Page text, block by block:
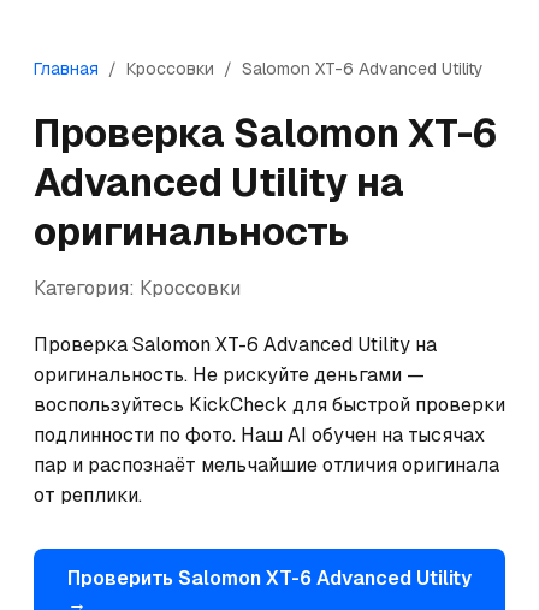
Главная / Кроссовки / Salomon XT-6 Advanced Utility
Проверка Salomon XT-6
Advanced Utility на
оригинальность
Категория: Кроссовки
Проверка Salomon XT-6 Advanced Utility на
оригинальность. Не рискуйте деньгами —
воспользуйтесь KickCheck для быстрой проверки
подлинности по фото. Наш AI обучен на тысячах
пар и распознаёт мельчайшие отличия оригинала
от реплики.
Проверить SalomonXT-6 Advanced Utility
→